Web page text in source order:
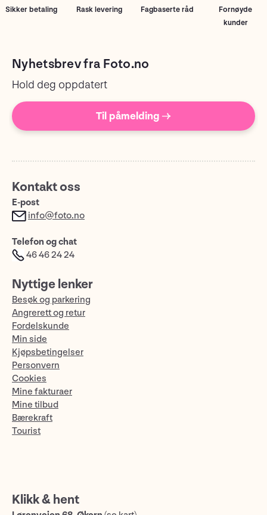
Sikker betaling Rask levering Fagbaserte råd
Fornøyde
kunder
Nyhetsbrev fra Foto.no
Hold deg oppdatert
Til påmelding →
Kontakt oss
E-post
info@foto.no
Telefon og chat
46 46 24 24
Nyttige lenker
Besøk og parkering
Angrerett og retur
Fordelskunde
Min side
Kjøpsbetingelser
Personvern
Cookies
Mine fakturaer
Mine tilbud
Bærekraft
Tourist
Klikk & hent